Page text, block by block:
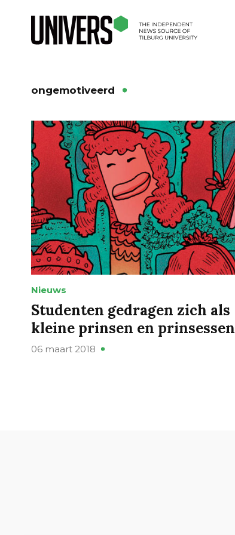
ongemotiveerd
Nieuws
Studenten gedragen zich als
kleine prinsen en prinsessen
06 maart 2018